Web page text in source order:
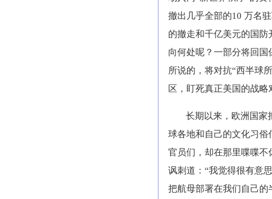
撤出几乎全部的10 万名
的撤走和千亿美元的国
向何处呢？一部分将回
所说的，将对抗“西半球
区，盯死真正美国的战略
长期以来，欧洲国家
球各地和自己的文化习
官员们，却在那里喋喋不
讽刺道：“我觉得很有意
把航母部署在我们自己的